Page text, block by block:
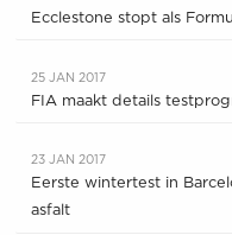
Ecclestone stopt als
25 JAN 2017
FIA maakt details
23 JAN 2017
Eerste wintertest in
asfalt